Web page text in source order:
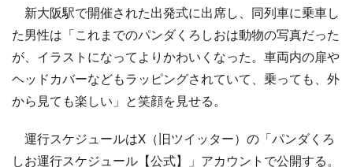
新大阪駅で開催された出発式に出席し、同列車に乗車し
た男性は「これまでのパンダくろしおは動物の写真だった
が、イラストになってよりかわいくなった。車両内の扉や
ヘッドカバーなどもラッピングされていて、乗っても、外
から見ても楽しい」と笑顔を見せる。
運行スケジュールはX（旧ツイッター）の「パンダくろ
しお運行スケジュール【公式】」アカウントで公開する。